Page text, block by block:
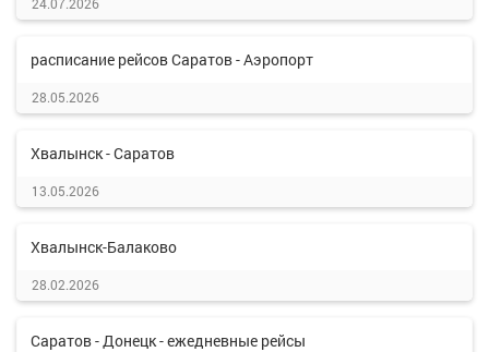
расписание рейсов Саратов - Аэропорт
28.05.2026
Хвалынск - Саратов
13.05.2026
Хвалынск-Балаково
28.02.2026
Саратов - Донецк - ежедневные рейсы